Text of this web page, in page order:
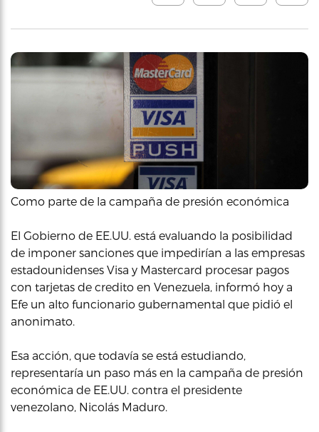
Como parte de la campaña de presión económica
El Gobierno de EE.UU. está evaluando la posibilidad
de imponer sanciones que impedirían a las empresas
estadounidenses Visa y Mastercard procesar pagos
con tarjetas de credito en Venezuela, informó hoy a
Efe un alto funcionario gubernamental que pidió el
anonimato.
Esa acción, que todavía se está estudiando,
representaría un paso más en la campaña de presión
económica de EE.UU. contra el presidente
venezolano, Nicolás Maduro.